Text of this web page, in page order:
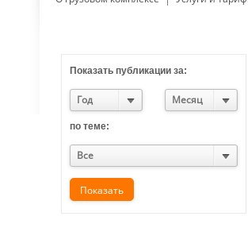
Показать публикации за:
Год Месяц
по теме:
Все